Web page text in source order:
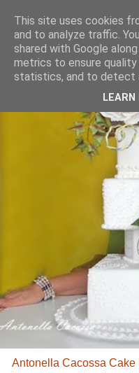
Antonella Cacossa Cake
This site uses cookies
and to analyze traffic.
shared with Google
metrics to ensure
statistics, and to detect
LEARN